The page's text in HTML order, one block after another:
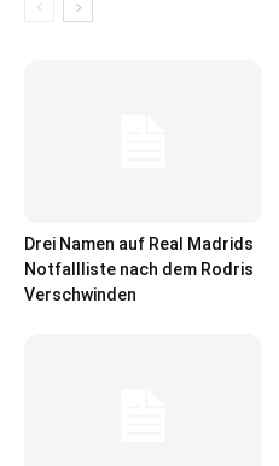
Drei Namen auf Real Madrids
Notfallliste nach dem Rodris
Verschwinden